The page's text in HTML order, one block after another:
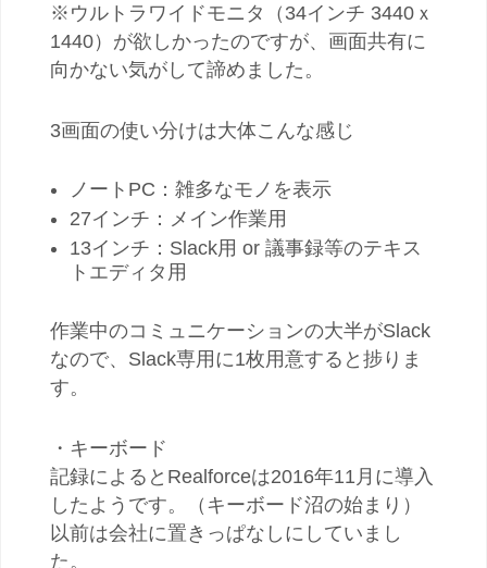
※ウルトラワイドモニタ（34インチ 3440ｘ
1440）が欲しかったのですが、画面共有に
向かない気がして諦めました。
3画面の使い分けは大体こんな感じ
ノートPC：雑多なモノを表示
27インチ：メイン作業用
13インチ：Slack用 or 議事録等のテキス
トエディタ用
作業中のコミュニケーションの大半がSlack
なので、Slack専用に1枚用意すると捗りま
す。
・キーボード
記録によるとRealforceは2016年11月に導入
したようです。（キーボード沼の始まり）
以前は会社に置きっぱなしにしていまし
た。